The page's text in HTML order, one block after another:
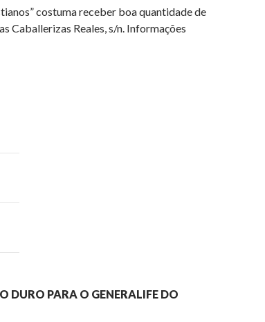
costuma receber boa quantidade de
Caballerizas Reales, s/n. Informações
DURO PARA O GENERALIFE DO